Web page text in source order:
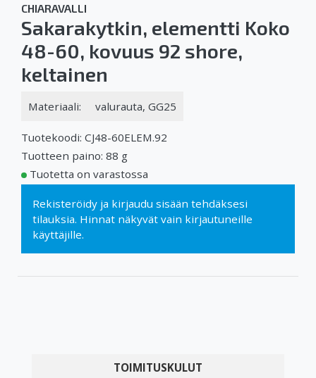
CHIARAVALLI
Sakarakytkin, elementti Koko
48-60, kovuus 92 shore,
keltainen
Materiaali: valurauta, GG25
Tuotekoodi: CJ48-60ELEM.92
Tuotteen paino: 88 g
Tuotetta on varastossa
Rekisteröidy ja kirjaudu sisään tehdäksesi
tilauksia. Hinnat näkyvät vain kirjautuneille
käyttäjille.
TOIMITUSKULUT